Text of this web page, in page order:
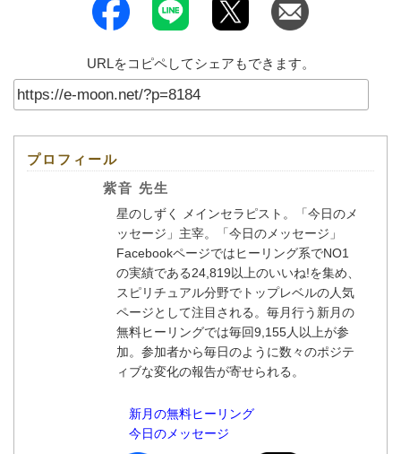
URLをコピペしてシェアもできます。
プロフィール
紫音 先生
星のしずく メインセラピスト。「今日のメ
ッセージ」主宰。「今日のメッセージ」
Facebookページではヒーリング系でNO1
の実績である24,819以上のいいね!を集め、
スピリチュアル分野でトップレベルの人気
ページとして注目される。毎月行う新月の
無料ヒーリングでは毎回9,155人以上が参
加。参加者から毎日のように数々のポジテ
ィブな変化の報告が寄せられる。
新月の無料ヒーリング
今日のメッセージ